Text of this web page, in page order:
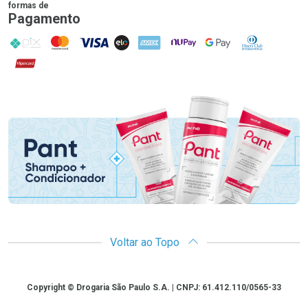
formas de
Pagamento
PIX MasterCard
VISA ELO AMEX NuPay Google PayDiners Club
Hipercard
Promoção em Destaque
Voltar ao Topo
CopyrightCopyright © Drogaria São Paulo S.A. | CNPJ: 61.412.110/0565-33